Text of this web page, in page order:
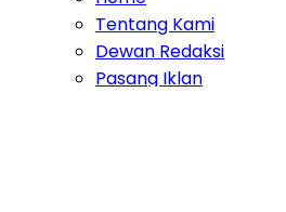
Tentang Kami
Dewan Redaksi
Pasang Iklan